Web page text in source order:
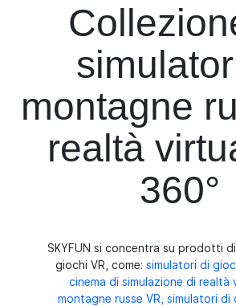
montagne
realtà
360°
SKYFUN si concentra su prodotti
giochi VR, come: simulatori di
cinema di simulazione di realtà
montagne russe VR, simulatori di